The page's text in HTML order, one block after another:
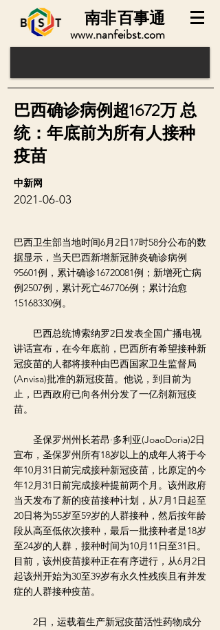
www.nanfeibst.com
百事通
南非
巴西卫生部当地时间6月2日17时58分公布的数
据显示，当天巴西新增新冠肺炎确诊病例
95601例，累计确诊16720081例；新增死亡病
例2507例，累计死亡467706例；累计治愈
15168330例。
巴西总统博索纳罗2日发表全国广播电视
讲话宣布，在今年底前，巴西所有希望接种新
冠疫苗的人都将接种由巴西国家卫生监督局
(Anvisa)批准的新冠疫苗。他说，到目前为
止，巴西政府已向各州分发了一亿剂新冠疫
苗。
圣保罗州州长若昂·多利亚(JoaoDoria)2日
宣布，圣保罗州所有18岁以上的成年人将于今
年10月31日前完成接种新冠疫苗，比原定的今
年12月31日前完成接种提前两个月。该州政府
当天发布了新的疫苗接种计划，从7月1日起至
20日将为55岁至59岁的人群接种，然后按年龄
段从高至低依次接种，最后一批接种者是18岁
至24岁的人群，接种时间为10月11日至31日。
目前，该州疫苗接种正在有序进行，从6月2日
起该州开始为30至39岁有永久性残疾且有并发
症的人群接种疫苗。
2日，运载着生产新冠疫苗活性药物成分
中新网
2021-06-03
巴西确诊病例超1672万 总
统：年底前为所有人接种
疫苗